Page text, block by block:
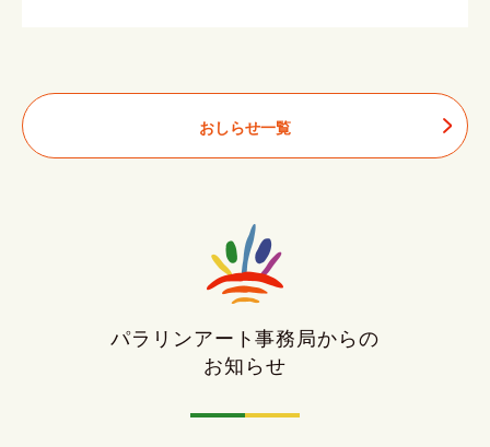
おしらせ一覧
パラリンアート事務局からの
お知らせ